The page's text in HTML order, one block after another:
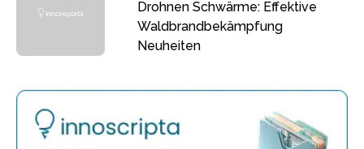
Drohnen Schwärme: Effektive
Waldbrandbekämpfung
Neuheiten